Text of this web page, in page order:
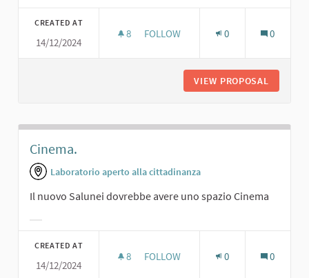
CREATED AT
14/12/2024
8 8 FOLLOWERS
FOLLOW 0 0
VIEW PROPOSAL
Cinema.
Laboratorio aperto alla cittadinanza
Il nuovo Salunei dovrebbe avere uno spazio Cinema
CREATED AT
14/12/2024
8 8 FOLLOWERS
FOLLOW 0 0